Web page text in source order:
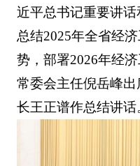
近平总书记重要讲话
总结2025年全省经
势，部署2026年经
常委会主任倪岳峰
长王正谱作总结讲话